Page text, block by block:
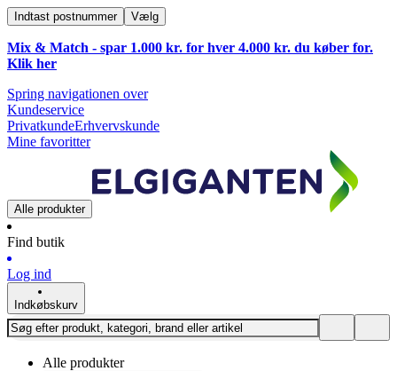
Indtast postnummer Vælg
Mix & Match - spar 1.000 kr. for hver 4.000 kr. du køber for.
Klik her
Spring navigationen over
Kundeservice
PrivatkundeErhvervskunde
Mine favoritter
Alle produkter
Find butik
Log ind
Indkøbskurv
Alle produkter